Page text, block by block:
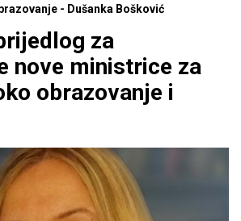
- Dušanka Bošković
za
nove ministrice za
obrazovanje i